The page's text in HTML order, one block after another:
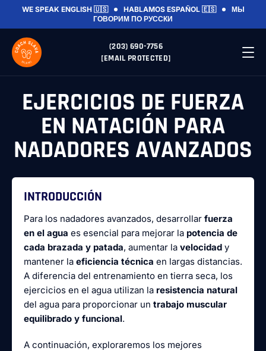
WE SPEAK ENGLISH 🇺🇸 HABLAMOS ESPAÑOL 🇪🇸
МЫ
ГОВОРИМ ПО РУССКИ
(203) 690-7756
[EMAIL PROTECTED]
EJERCICIOS DE FUERZA
EN NATACIÓN PARA
NADADORES AVANZADOS
INTRODUCCIÓN
Para los nadadores avanzados, desarrollar fuerza
en el agua es esencial para mejorar la potencia de
cada brazada y patada, aumentar la velocidad y
mantener la eficiencia técnica en largas distancias.
A diferencia del entrenamiento en tierra seca, los
ejercicios en el agua utilizan la resistencia natural
del agua para proporcionar un trabajo muscular
equilibrado y funcional.
A continuación, exploraremos los mejores